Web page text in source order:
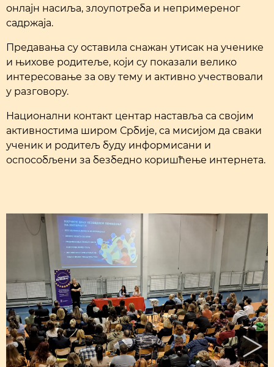
онлајн насиља, злоупотреба и непримереног
садржаја.
Предавања су оставила снажан утисак на ученике
и њихове родитеље, који су показали велико
интересовање за ову тему и активно учествовали
у разговору.
Национални контакт центар наставља са својим
активностима широм Србије, са мисијом да сваки
ученик и родитељ буду информисани и
оспособљени за безбедно коришћење интернета.